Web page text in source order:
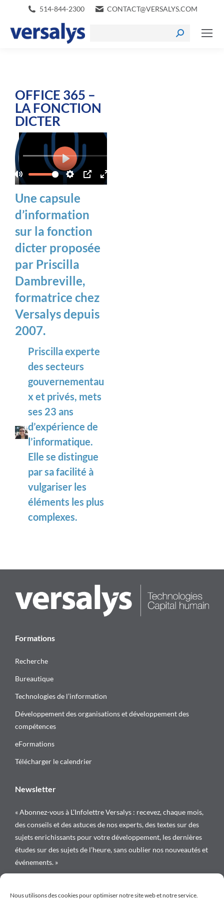
Nous utilisons des cookies pour optimiser notre site web et notre service.
514-844-2300 CONTACT@VERSALYS.COM
OFFICE 365 –
LA FONCTION
DICTER
Une capsule
d’information
sur la fonction
dicter proposée
par Priscilla
Dambreville,
formatrice chez
Versalys depuis
2007.
Priscilla experte
des secteurs
gouvernementau
x et privés, mets
ses 23 ans
d’expérience de
l’informatique.
Elle se distingue
par sa facilité à
vulgariser les
éléments les plus
complexes.
Formations
Recherche
Bureautique
Technologies de l’information
Développement des organisations et développement des
compétences
eFormations
Télécharger le calendrier
Newsletter
« Abonnez-vous à L’Infolettre Versalys : recevez, chaque mois,
des conseils et des astuces de nos experts, des textes sur des
sujets enrichissants pour votre développement, les dernières
études sur des sujets de l’heure, sans oublier nos nouveautés et
événements. »